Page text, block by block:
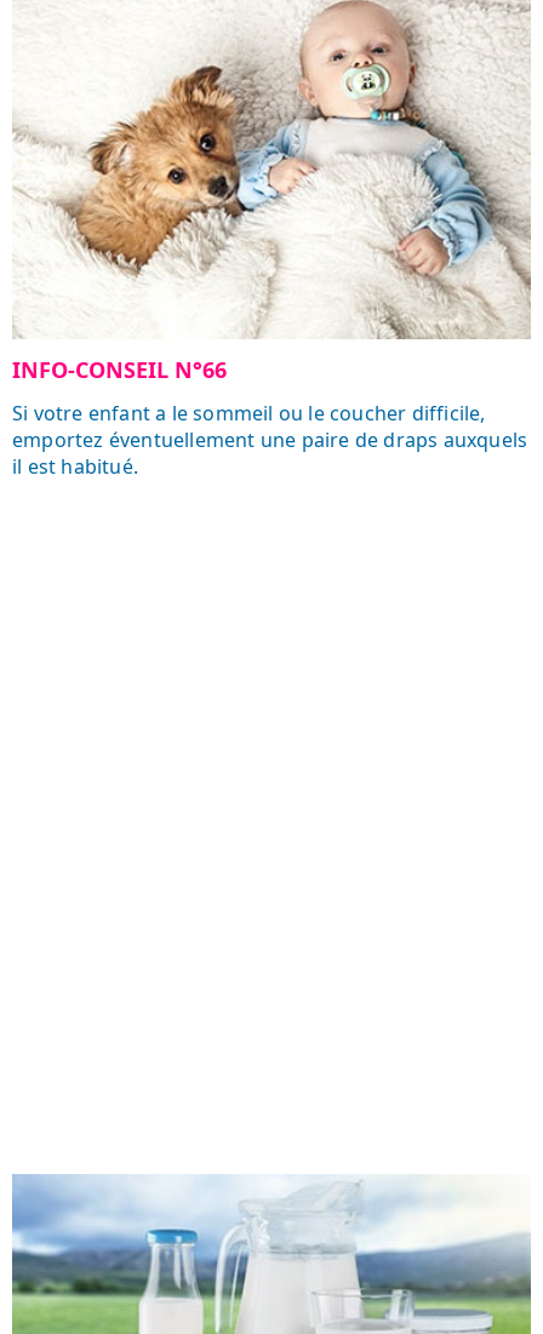
INFO-CONSEIL N°66
Si votre enfant a le sommeil ou le coucher difficile,
emportez éventuellement une paire de draps auxquels
il est habitué.